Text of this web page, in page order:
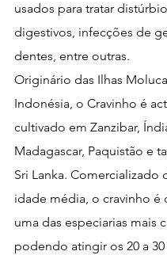
usados para tratar
digestivos, infecções de
dentes, entre outras.
Originário das Ilhas
Indonésia, o Cravinho é
cultivado em Zanzibar,
Madagascar, Paquistão e
Sri Lanka. Comercializado
idade média, o cravinho é
uma das especiarias mais
podendo atingir os 20 a 30